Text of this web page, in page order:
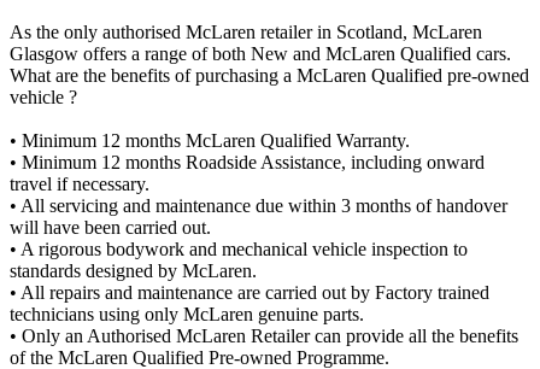
As the only authorised McLaren retailer in Scotland, McLaren
Glasgow offers a range of both New and McLaren Qualified cars.
What are the benefits of purchasing a McLaren Qualified pre-owned
vehicle ?
• Minimum 12 months McLaren Qualified Warranty.
• Minimum 12 months Roadside Assistance, including onward
travel if necessary.
• All servicing and maintenance due within 3 months of handover
will have been carried out.
• A rigorous bodywork and mechanical vehicle inspection to
standards designed by McLaren.
• All repairs and maintenance are carried out by Factory trained
technicians using only McLaren genuine parts.
• Only an Authorised McLaren Retailer can provide all the benefits
of the McLaren Qualified Pre-owned Programme.